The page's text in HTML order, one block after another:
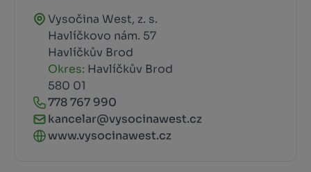
Vysočina West, z. s.
Havlíčkovo nám. 57
Havlíčkův Brod
Okres: Havlíčkův Brod
580 01
778 767 990
kancelar@vysocinawest.cz
www.vysocinawest.cz